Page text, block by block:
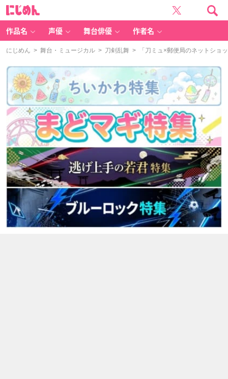
作品名 声優 舞台俳優 作者名
にじめん > 舞台・ミュージカル > 刀剣乱舞 > 「刀ミュ×郵便局のネットショ